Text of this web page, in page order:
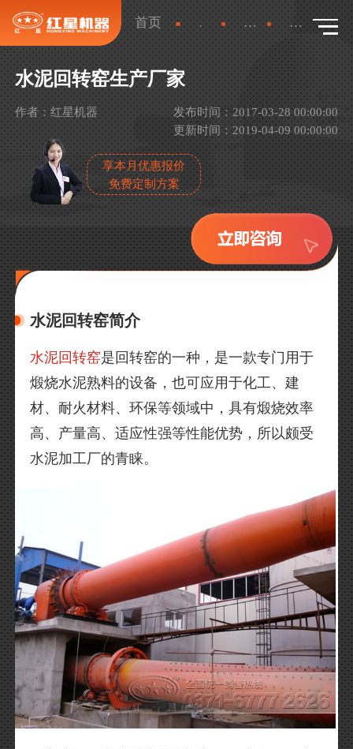
首页 新闻 产品新闻 详情
水泥回转窑生产厂家
作者：红星机器
发布时间：2017-03-28 00:00:00
更新时间：2019-04-09 00:00:00
享本月优惠报价
免费定制方案
水泥回转窑简介
水泥回转窑是回转窑的一种，是一款专门用于
煅烧水泥熟料的设备，也可应用于化工、建
材、耐火材料、环保等领域中，具有煅烧效率
高、产量高、适应性强等性能优势，所以颇受
水泥加工厂的青睐。